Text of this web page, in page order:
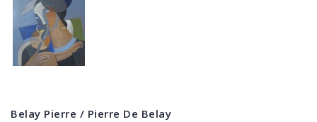
Belay Pierre / Pierre De Belay